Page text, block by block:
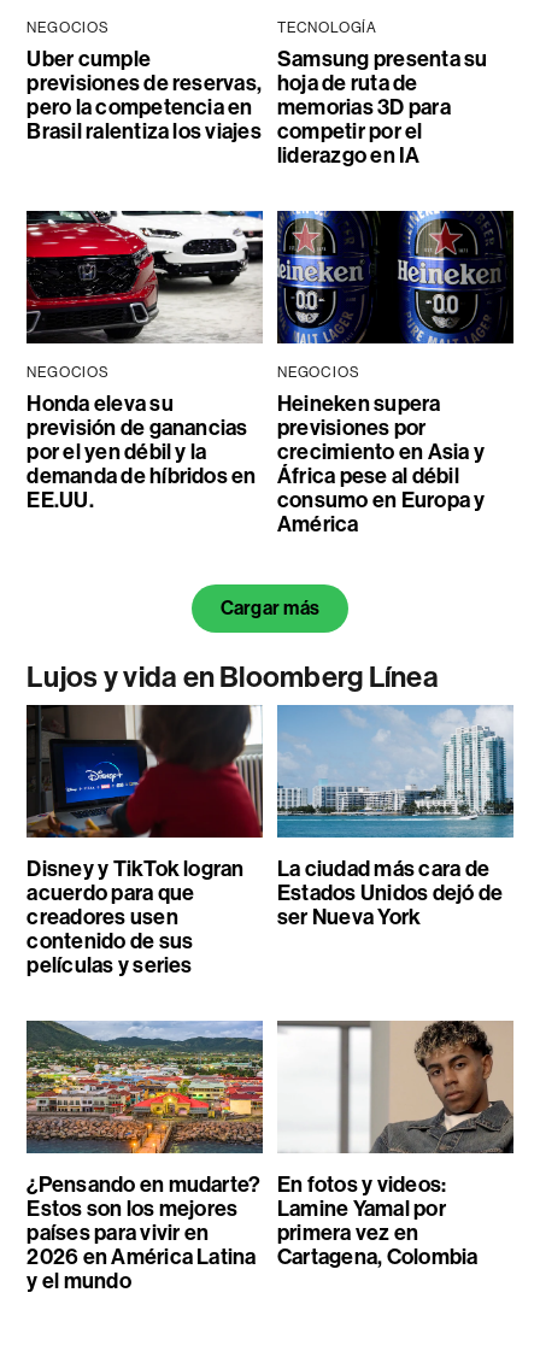
NEGOCIOS
Uber cumple
previsiones de reservas,
pero la competencia en
Brasil ralentiza los viajes
TECNOLOGÍA
Samsung presenta su
hoja de ruta de
memorias 3D para
competir por el
liderazgo en IA
NEGOCIOS
Honda eleva su
previsión de ganancias
por el yen débil y la
demanda de híbridos en
EE.UU.
NEGOCIOS
Heineken supera
previsiones por
crecimiento en Asia y
África pese al débil
consumo en Europa y
América
Cargar más
Lujos y vida en Bloomberg Línea
Disney y TikTok logran
acuerdo para que
creadores usen
contenido de sus
películas y series
La ciudad más cara de
Estados Unidos dejó de
ser Nueva York
¿Pensando en mudarte?
Estos son los mejores
países para vivir en
2026 en América Latina
y el mundo
En fotos y videos:
Lamine Yamal por
primera vez en
Cartagena, Colombia